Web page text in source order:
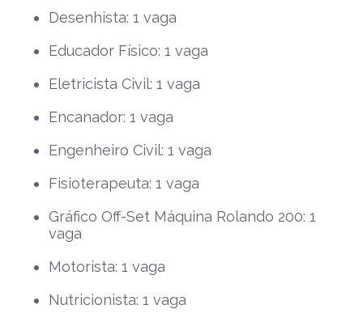
Desenhista: 1 vaga
Educador Físico: 1 vaga
Eletricista Civil: 1 vaga
Encanador: 1 vaga
Engenheiro Civil: 1 vaga
Fisioterapeuta: 1 vaga
Gráfico Off-Set Máquina Rolando 200: 1
vaga
Motorista: 1 vaga
Nutricionista: 1 vaga